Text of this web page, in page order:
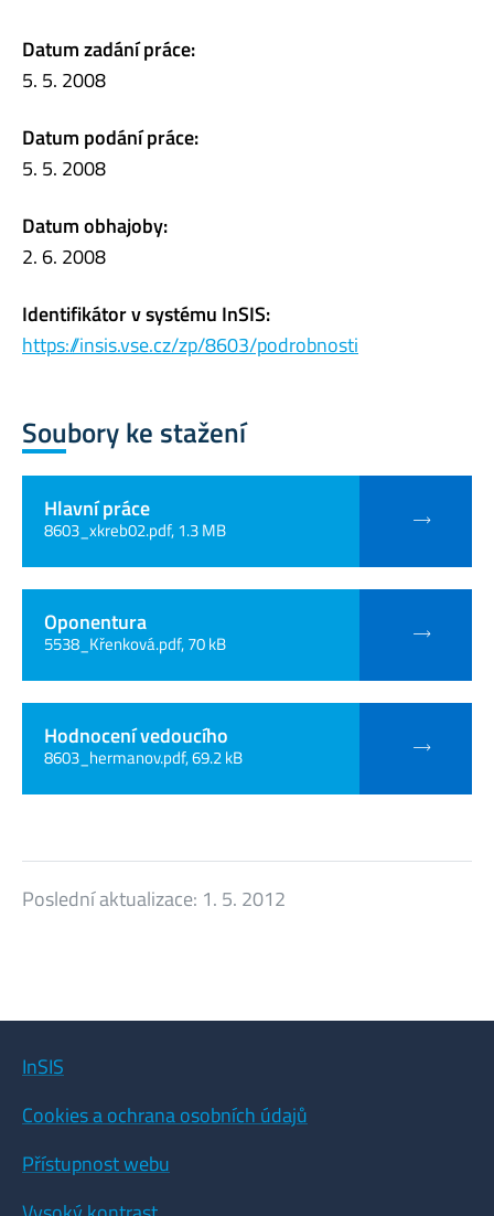
Datum zadání práce:
5. 5. 2008
Datum podání práce:
5. 5. 2008
Datum obhajoby:
2. 6. 2008
Identifikátor v systému InSIS:
https://insis.vse.cz/zp/8603/podrobnosti
Soubory ke stažení
Hlavní práce
8603_xkreb02.pdf, 1.3 MB
Oponentura
5538_Křenková.pdf, 70 kB
Hodnocení vedoucího
8603_hermanov.pdf, 69.2 kB
Poslední aktualizace: 1. 5. 2012
InSIS
Cookies a ochrana osobních údajů
Přístupnost webu